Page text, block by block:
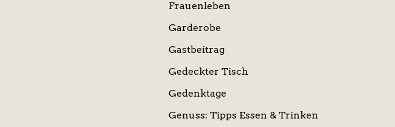
Frauenleben
Garderobe
Gastbeitrag
Gedeckter Tisch
Gedenktage
Genuss: Tipps Essen & Trinken